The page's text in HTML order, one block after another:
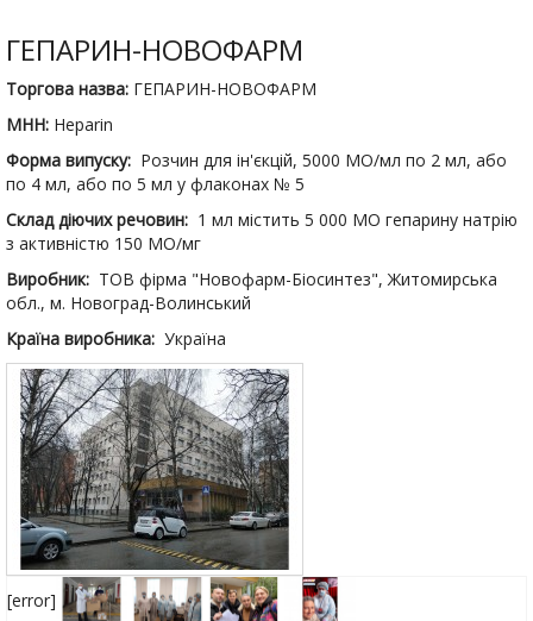
ГЕПАРИН-НОВОФАРМ
Торгова назва: ГЕПАРИН-НОВОФАРМ
МНН: Heparin
Форма випуску: Розчин для ін'єкцій, 5000 МО/мл по 2 мл, або
по 4 мл, або по 5 мл у флаконах № 5
Склад діючих речовин: 1 мл містить 5 000 МО гепарину натрію
з активністю 150 МО/мг
Виробник: ТОВ фірма "Новофарм-Біосинтез", Житомирська
обл., м. Новоград-Волинський
Країна виробника: Україна
[error]